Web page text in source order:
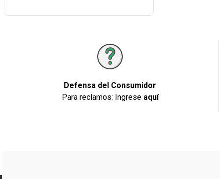
Defensa del Consumidor
Para reclamos: Ingrese aquí